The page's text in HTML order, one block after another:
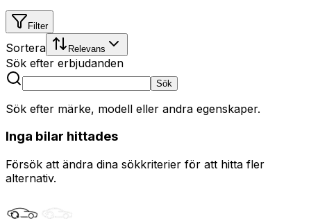
Filter
Sortera Relevans
Sök efter erbjudanden
Sök
Sök efter märke, modell eller andra egenskaper.
Inga bilar hittades
Försök att ändra dina sökkriterier för att hitta fler
alternativ.